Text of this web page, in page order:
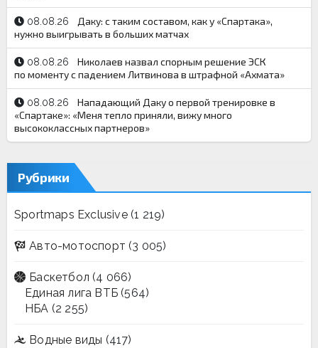
08.08.26
Даку: с таким составом, как у «Спартака»,
нужно выигрывать в больших матчах
08.08.26
Николаев назвал спорным решение ЭСК
по моменту с падением Литвинова в штрафной «Ахмата»
08.08.26
Нападающий Даку о первой тренировке в
«Спартаке»: «Меня тепло приняли, вижу много
высококлассных партнеров»
Рубрики
Sportmaps Exclusive(1 219)
Авто-мотоспорт (3 005)
Баскетбол (4 066)
Единая лига ВТБ (564)
НБА (2 255)
Водные виды (417)